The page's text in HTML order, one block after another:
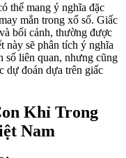
thể mang ý nghĩa đặc
mắn trong xổ số. Giấc
bối cảnh, thường được
này sẽ phân tích ý nghĩa
số liên quan, nhưng cũng
dự đoán dựa trên giấc
Khỉ Trong
Nam